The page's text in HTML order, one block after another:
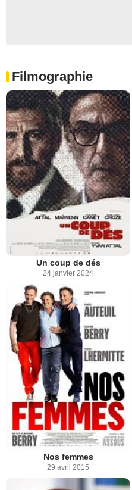
Filmographie
Un coup de dés
24 janvier 2024
Nos femmes
29 avril 2015